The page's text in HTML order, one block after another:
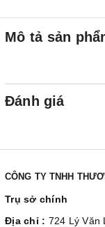
Mô tả sản
Đánh giá
CÔNG TY TNHH
Trụ sở chính
Địa chỉ : 724 Lý Văn